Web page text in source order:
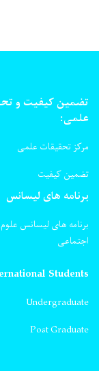
تضمین کیفیت و
علمی:
مرکز تحقیقات علمی
تضمین کیفیت
برنامه های لیسانس
برنامه های لیسانس علوم
اجتماعی
Students
Undergraduate
Post Graduate